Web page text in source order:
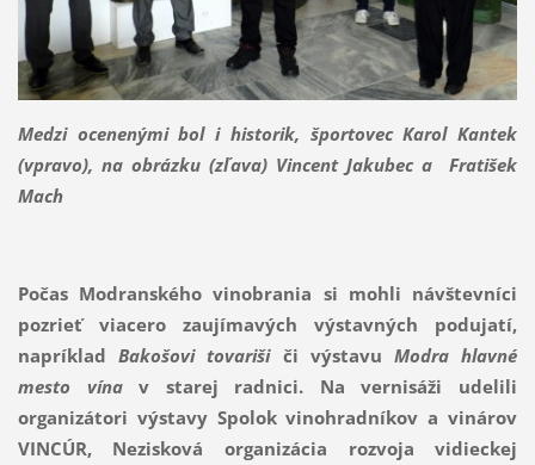
Medzi ocenenými bol i historik, športovec Karol Kantek
(vpravo), na obrázku (zľava) Vincent Jakubec a Fratišek
Mach
Počas Modranského vinobrania si mohli návštevníci
pozrieť viacero zaujímavých výstavných podujatí,
napríkladBakošovi tovarišiči výstavu Modra hlavné
mesto vínav starej radnici. Na vernisáži udelili
organizátori výstavy Spolok vinohradníkov a vinárov
VINCÚR, Nezisková organizácia rozvoja vidieckej